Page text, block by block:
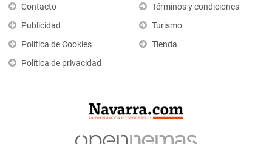
Contacto
Publicidad
Política de Cookies
Política de privacidad
Términos y condiciones
Turismo
Tienda